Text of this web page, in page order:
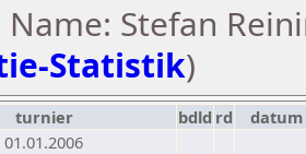
Name: Stefan
Statistik)
turnier bdld rd
datum